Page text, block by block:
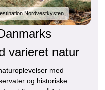
Nordvestkysten
varieret natur
med
og historiske